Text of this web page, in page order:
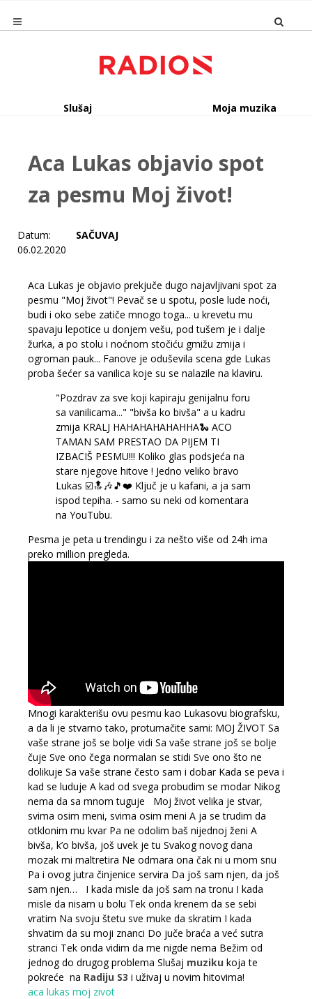
Slušaj Moja muzika
Aca Lukas objavio spot
za pesmu Moj život!
Datum:
06.02.2020
SAČUVAJ
Aca Lukas je objavio prekjuče dugo najavljivani spot za
pesmu "Moj život"! Pevač se u spotu, posle lude noći,
budi i oko sebe zatiče mnogo toga... u krevetu mu
spavaju lepotice u donjem vešu, pod tušem je i dalje
žurka, a po stolu i noćnom stočiću gmižu zmija i
ogroman pauk... Fanove je oduševila scena gde Lukas
proba šećer sa vanilica koje su se nalazile na klaviru.
"Pozdrav za sve koji kapiraju genijalnu foru
sa vanilicama..." "bivša ko bivša" a u kadru
zmija KRALJ HAHAHAHAHAHHA🐍 ACO
TAMAN SAM PRESTAO DA PIJEM TI
IZBACIŠ PESMU!!! Koliko glas podsjeća na
stare njegove hitove ! Jedno veliko bravo
Lukas ☑️🔝🎶🎵❤️ Ključ je u kafani, a ja sam
ispod tepiha. - samo su neki od komentara
na YouTubu.
Pesma je peta u trendingu i za nešto više od 24h ima
preko million pregleda.
Mnogi karakterišu ovu pesmu kao Lukasovu biografsku,
a da li je stvarno tako, protumačite sami: MOJ ŽIVOT Sa
vaše strane još se bolje vidi Sa vaše strane još se bolje
čuje Sve ono čega normalan se stidi Sve ono što ne
dolikuje Sa vaše strane često sam i dobar Kada se peva i
kad se luduje A kad od svega probudim se modar Nikog
nema da sa mnom tuguje Moj život velika je stvar,
svima osim meni, svima osim meni A ja se trudim da
otklonim mu kvar Pa ne odolim baš nijednoj ženi A
bivša, k’o bivša, još uvek je tu Svakog novog dana
mozak mi maltretira Ne odmara ona čak ni u mom snu
Pa i ovog jutra činjenice servira Da još sam njen, da još
sam njen… I kada misle da još sam na tronu I kada
misle da nisam u bolu Tek onda krenem da se sebi
vratim Na svoju štetu sve muke da skratim I kada
shvatim da su moji znanci Do juče braća a već sutra
stranci Tek onda vidim da me nigde nema Bežim od
jednog do drugog problema Slušaj muziku koja te
pokreće na Radiju S3 i uživaj u novim hitovima!
aca lukas moj zivot